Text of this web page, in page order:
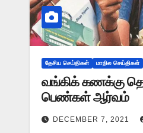
தேசிய செய்திகள் மாநில செய்திகள்
வங்கிக் கணக்கு
பெண்கள் ஆர்வம்
DECEMBER 7, 2021